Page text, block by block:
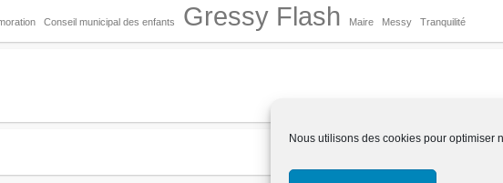
Nous utilisons des cookies pour optimiser
Conseil municipal des enfants Gressy Flash Maire Messy Tranquilité